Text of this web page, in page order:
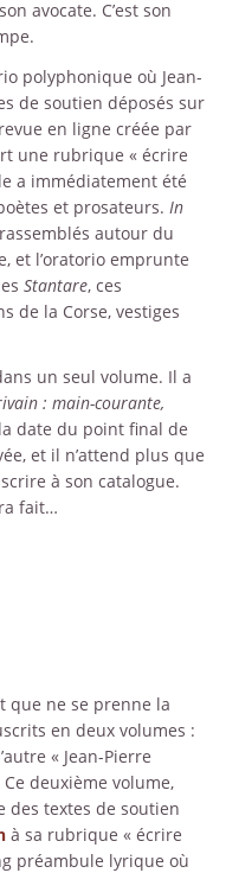
avocate. C’est son
polyphonique où Jean-
de soutien déposés sur
en ligne créée par
une rubrique « écrire
a immédiatement été
et prosateurs. In
autour du
et l’oratorio emprunte
Stantare, ces
de la Corse, vestiges
un seul volume. Il a
: main-courante,
date du point final de
et il n’attend plus que
à son catalogue.
fait…
que ne se prenne la
en deux volumes :
« Jean-Pierre
deuxième volume,
des textes de soutien
à sa rubrique « écrire
préambule lyrique où